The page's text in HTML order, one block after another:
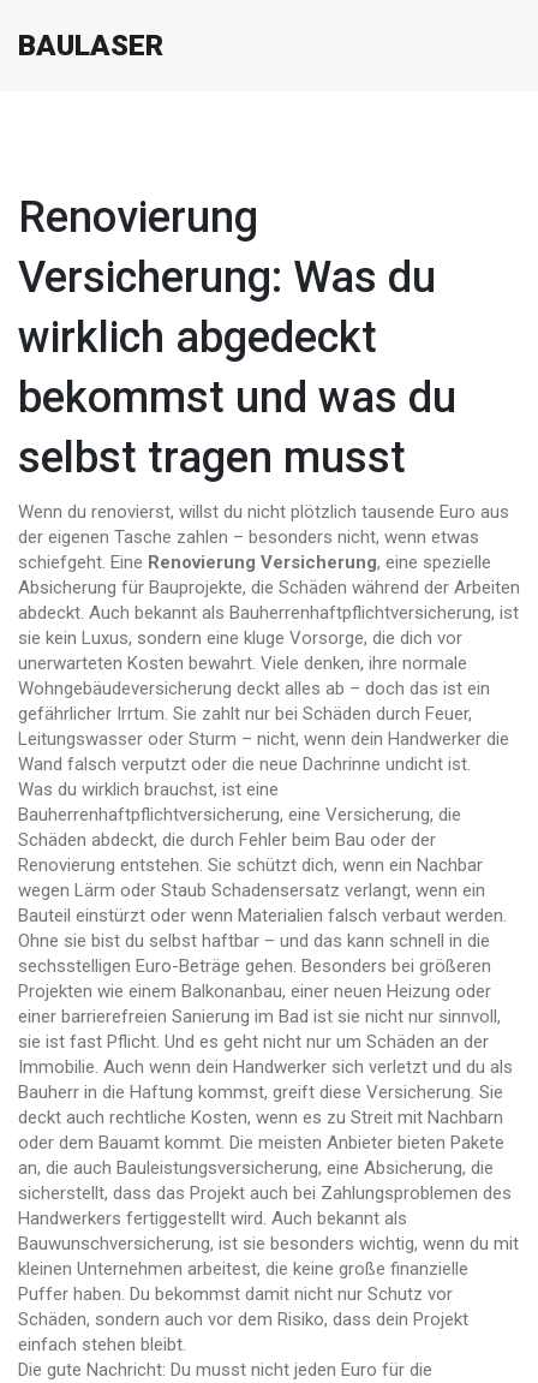
BAULASER
Renovierung
Versicherung: Was du
wirklich abgedeckt
bekommst und was du
selbst tragen musst
Wenn du renovierst, willst du nicht plötzlich tausende Euro aus
der eigenen Tasche zahlen – besonders nicht, wenn etwas
schiefgeht. Eine Renovierung Versicherung, eine spezielle
Absicherung für Bauprojekte, die Schäden während der Arbeiten
abdeckt. Auch bekannt als Bauherrenhaftpflichtversicherung, ist
sie kein Luxus, sondern eine kluge Vorsorge, die dich vor
unerwarteten Kosten bewahrt. Viele denken, ihre normale
Wohngebäudeversicherung deckt alles ab – doch das ist ein
gefährlicher Irrtum. Sie zahlt nur bei Schäden durch Feuer,
Leitungswasser oder Sturm – nicht, wenn dein Handwerker die
Wand falsch verputzt oder die neue Dachrinne undicht ist.
Was du wirklich brauchst, ist eine
Bauherrenhaftpflichtversicherung, eine Versicherung, die
Schäden abdeckt, die durch Fehler beim Bau oder der
Renovierung entstehen. Sie schützt dich, wenn ein Nachbar
wegen Lärm oder Staub Schadensersatz verlangt, wenn ein
Bauteil einstürzt oder wenn Materialien falsch verbaut werden.
Ohne sie bist du selbst haftbar – und das kann schnell in die
sechsstelligen Euro-Beträge gehen. Besonders bei größeren
Projekten wie einem Balkonanbau, einer neuen Heizung oder
einer barrierefreien Sanierung im Bad ist sie nicht nur sinnvoll,
sie ist fast Pflicht. Und es geht nicht nur um Schäden an der
Immobilie. Auch wenn dein Handwerker sich verletzt und du als
Bauherr in die Haftung kommst, greift diese Versicherung. Sie
deckt auch rechtliche Kosten, wenn es zu Streit mit Nachbarn
oder dem Bauamt kommt. Die meisten Anbieter bieten Pakete
an, die auch Bauleistungsversicherung, eine Absicherung, die
sicherstellt, dass das Projekt auch bei Zahlungsproblemen des
Handwerkers fertiggestellt wird. Auch bekannt als
Bauwunschversicherung, ist sie besonders wichtig, wenn du mit
kleinen Unternehmen arbeitest, die keine große finanzielle
Puffer haben. Du bekommst damit nicht nur Schutz vor
Schäden, sondern auch vor dem Risiko, dass dein Projekt
einfach stehen bleibt.
Die gute Nachricht: Du musst nicht jeden Euro für die